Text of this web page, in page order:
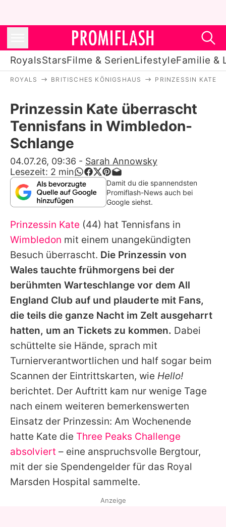
RoyalsStarsFilme & SerienLifestyleFamilie &
Stars
Filme & Serien
Lifestyle
Familie & Liebe
Promiflash Exklusiv
Alle Themen auf Promiflash
Jobs
App runterladen
Team
Redaktionelle Richtlinien
Impressum
Datenschutzerklärung
Nutzungsbedingungen
Utiq verwalten
ROYALS BRITISCHES KÖNIGSHAUS PRINZESSIN KATE
Prinzessin Kate überrascht
Tennisfans in Wimbledon-
Schlange
04.07.26, 09:36 - Sarah Annowsky
Lesezeit: 2 min
Damit du die spannendsten
Promiflash-News auch bei
Google siehst.
Prinzessin Kate (44) hat Tennisfans in
Wimbledon mit einem unangekündigten
Besuch überrascht. Die Prinzessin von
Wales tauchte frühmorgens bei der
berühmten Warteschlange vor dem All
England Club auf und plauderte mit Fans,
die teils die ganze Nacht im Zelt ausgeharrt
hatten, um an Tickets zu kommen. Dabei
schüttelte sie Hände, sprach mit
Turnierverantwortlichen und half sogar beim
Scannen der Eintrittskarten, wie Hello!
berichtet. Der Auftritt kam nur wenige Tage
nach einem weiteren bemerkenswerten
Einsatz der Prinzessin: Am Wochenende
hatte Kate die Three Peaks Challenge
absolviert – eine anspruchsvolle Bergtour,
mit der sie Spendengelder für das Royal
Marsden Hospital sammelte.
Anzeige